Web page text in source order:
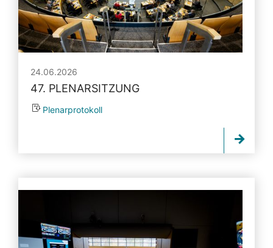
24.06.2026
47. PLENARSITZUNG
Plenarprotokoll